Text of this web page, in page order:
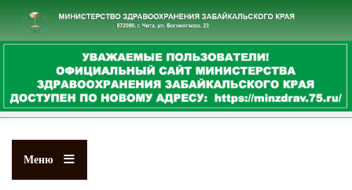
к
основному
содержанию
Меню